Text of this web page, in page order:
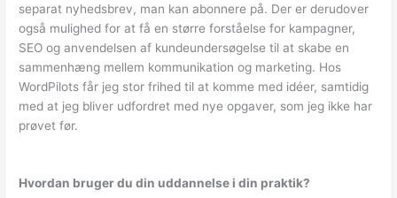
separat nyhedsbrev, man kan abonnere på. Der er derudover
også mulighed for at få en større forståelse for kampagner,
SEO og anvendelsen af kundeundersøgelse til at skabe en
sammenhæng mellem kommunikation og marketing. Hos
WordPilots får jeg stor frihed til at komme med idéer, samtidig
med at jeg bliver udfordret med nye opgaver, som jeg ikke har
prøvet før.
Hvordan bruger du din uddannelse i din praktik?